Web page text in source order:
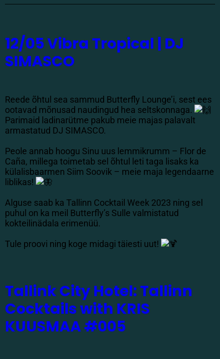
12/05 Vibra Tropical | DJ
SIMASCO
Reede õhtul sea sammud Butterfly Lounge’i, sest ees
ootavad mõnusad naudingud hea seltskonnaga.
Parimaid ladinarütme pakub meie majas palavalt
armastatud DJ SIMASCO.
Peole annab hoogu Sinu uus lemmikrumm – Flor de
Caña, millega toimetab sel õhtul leti taga lisaks ka
külalisbaarmen Siim Soovik – meie maja legendaarne
liblikas!
Alguse saab ka Tallinn Cocktail Week 2023 ning sel
puhul on ka meil Butterfly’s Sulle valmistatud
kokteilinädala erimenüü.
Tule proovi ning koge midagi täiesti uut!
Tallink City Hotel: Tallinn
Cocktails with KRIS
KUUSMAA #005